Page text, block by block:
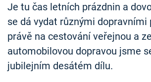
Je tu čas letních prázdnin a
se dá vydat různými dopravními
právě na cestování veřejnou a
automobilovou dopravou jsme
jubilejním desátém dílu.